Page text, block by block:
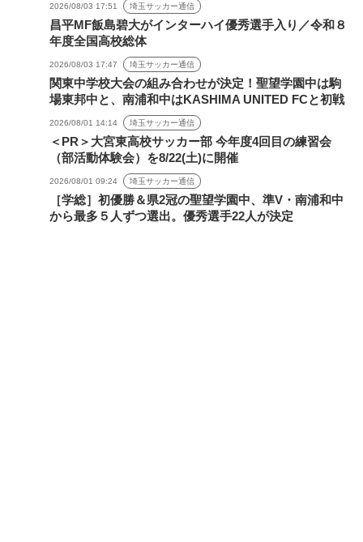
2026/08/03 17:51 埼玉サッカー通信
昌平MF飯島碧大がインターハイ優秀選手入り／令和８
年度全国高校総体
2026/08/03 17:47 埼玉サッカー通信
関東中学校大会の組み合わせが決定！聖望学園中は駒
場東邦中と、南浦和中はKASHIMA UNITED FCと初戦
2026/08/01 14:14 埼玉サッカー通信
＜PR＞大宮東高校サッカー部 今年度4回目の練習会
（部活動体験会）を8/22(土)に開催
2026/08/01 09:24 埼玉サッカー通信
［学総］初優勝＆県2冠の聖望学園中、準V・南浦和中
から最多５人ずつ選出。優秀選手22人が決定